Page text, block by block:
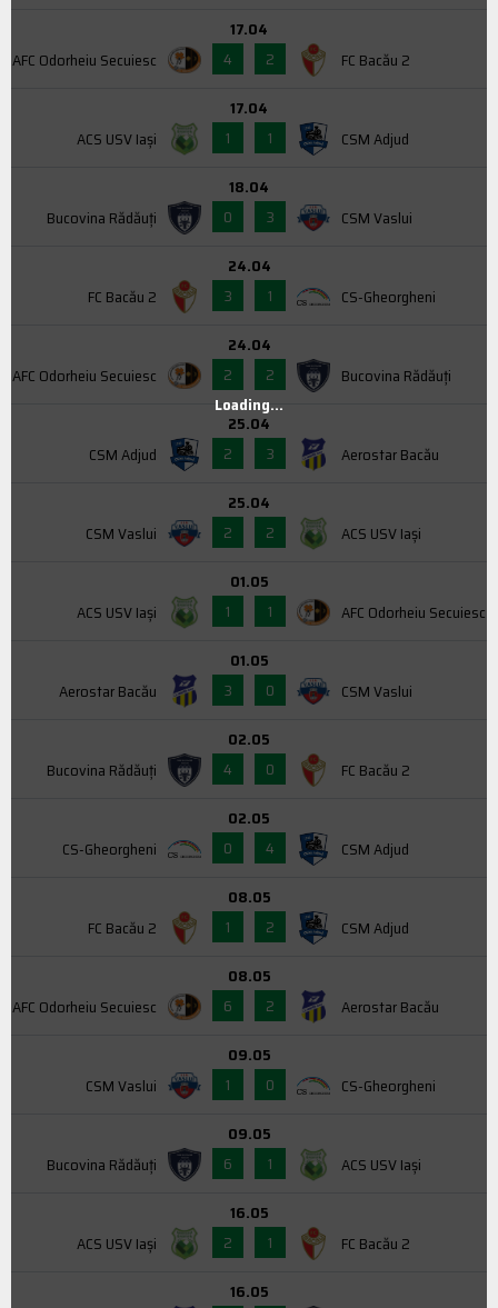
AFC Odorheiu Secuiesc
17.04
4
2 FC Bacău 2
ACS USV Iaşi
17.04
1
1 CSM Adjud
Bucovina Rădăuți
18.04
0
3 CSM Vaslui
FC Bacău 2
24.04
3
1 CS-Gheorgheni
AFC Odorheiu Secuiesc
24.04
2
2 Bucovina Rădăuți
CSM Adjud
25.04
2
3 Aerostar Bacău
CSM Vaslui
25.04
2
2 ACS USV Iaşi
ACS USV Iaşi
01.05
1
1 AFC Odorheiu Secuiesc
Aerostar Bacău
01.05
3
0 CSM Vaslui
Bucovina Rădăuți
02.05
4
0 FC Bacău 2
CS-Gheorgheni
02.05
0
4 CSM Adjud
FC Bacău 2
08.05
1
2 CSM Adjud
AFC Odorheiu Secuiesc
08.05
6
2 Aerostar Bacău
CSM Vaslui
09.05
1
0 CS-Gheorgheni
Bucovina Rădăuți
09.05
6
1 ACS USV Iaşi
ACS USV Iaşi
16.05
2
1 FC Bacău 2
16.05
Loading...